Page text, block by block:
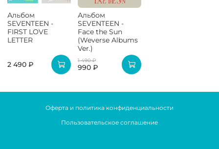
Альбом
SEVENTEEN -
FIRST LOVE
LETTER
2 490 ₽
Альбом
SEVENTEEN -
Face the Sun
(Weverse Albums
Ver.)
1 490 ₽
990 ₽
Оферта и политика конфиденциальности
Пользовательское соглашение